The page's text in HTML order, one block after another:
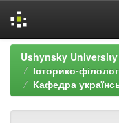
Skip
navigation
Ushynsky
Історико-
Кафедра